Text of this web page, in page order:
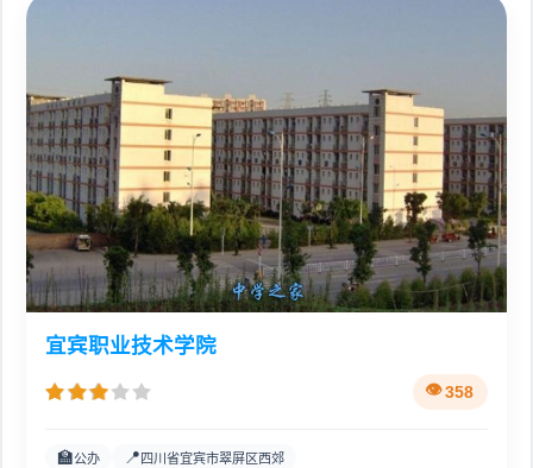
宜宾职业技术学院
358
🏫公办 📍四川省宜宾市翠屏区西郊